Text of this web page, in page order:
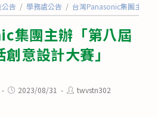
公告 / 學務處公告 / 台灣Panasonic集團主辦
集團主辦「第八屆
意設計大賽」
Post2023/08/31
Posttwvstn302